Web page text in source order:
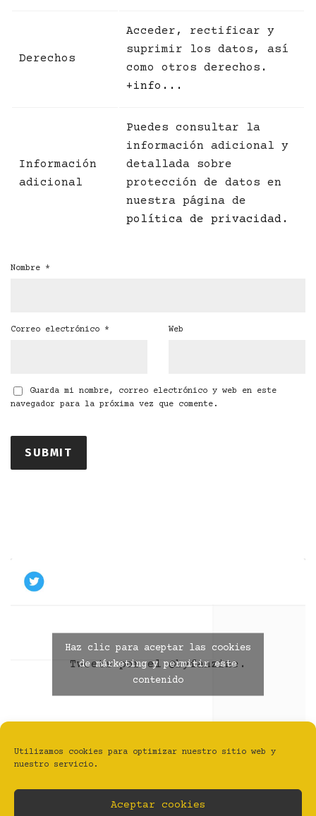
Utilizamos cookies para optimizar nuestro sitio web y
nuestro servicio.
Aceptar cookies
Derechos
Acceder, rectificar y
suprimir los datos, así
como otros derechos.
+info...
Información
adicional
Puedes consultar la
información adicional y
detallada sobre
protección de datos en
nuestra página de
política de privacidad .
Nombre *
Correo electrónico * Web
Guarda mi nombre, correo electrónico y web en este
navegador para la próxima vez que comente.
Tweets por el @byfanzine.
Haz clic para aceptar las cookies
de márketing y permitir este
contenido